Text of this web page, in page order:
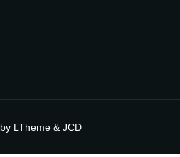
LTheme & JCD